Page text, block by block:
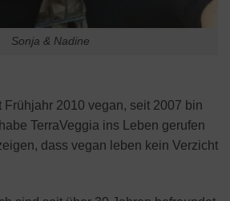
Sonja & Nadine
Frühjahr 2010 vegan, seit 2007 bin
TerraVeggia ins Leben gerufen
dass vegan leben kein Verzicht